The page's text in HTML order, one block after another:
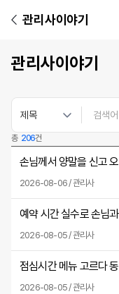
관리사이야기
관리사이야기
총 206건
손님께서 양말을 신고
2026-08-06 / 관리사
예약 시간 실수로 손님
2026-08-05 / 관리사
점심시간 메뉴 고르다
2026-08-05 / 관리사